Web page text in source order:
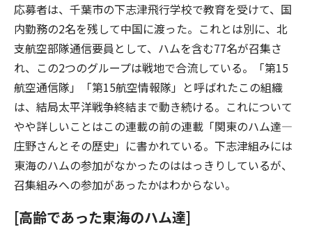
応募者は、千葉市の下志津飛行学校で教育を受けて、国
内勤務の2名を残して中国に渡った。これとは別に、北
支航空部隊通信要員として、ハムを含む77名が召集さ
れ、この2つのグループは戦地で合流している。「第15
航空通信隊」「第15航空情報隊」と呼ばれたこの組織
は、結局太平洋戦争終結まで動き続ける。これについて
やや詳しいことはこの連載の前の連載「関東のハム達―
庄野さんとその歴史」に書かれている。下志津組みには
東海のハムの参加がなかったのははっきりしているが、
召集組みへの参加があったかはわからない。
[高齢であった東海のハム達]